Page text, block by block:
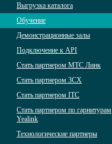
Выгрузка каталога
Обучение
Демонстрационные залы
Подключение к API
Стать партнером МТС Линк
Стать партнером 3CX
Стать партнером ITC
Стать партнером по гарнитурам
Yealink
Технологические партнеры